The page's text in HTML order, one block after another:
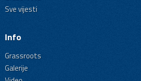
Sve vijesti
Info
Grassroots
Galerije